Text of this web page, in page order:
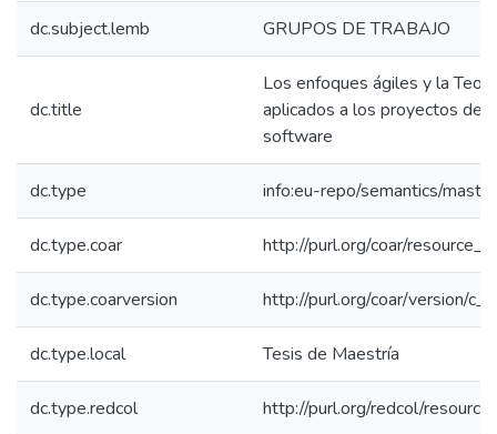
dc.subject.lemb GRUPOS DE TRABAJO
dc.title
Los enfoques ágiles y la
aplicados a los proyectos de
software
dc.type info:eu-repo/semantics/
dc.type.coar http://purl.org/coar/
dc.type.coarversion http://purl.org/coar/version/
dc.type.local Tesis de Maestría
dc.type.redcol http://purl.org/redcol/